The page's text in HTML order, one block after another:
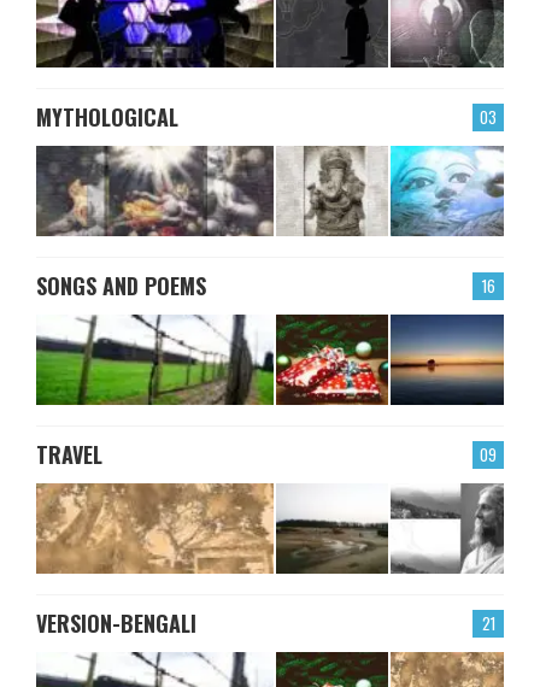
03
MYTHOLOGICAL
16
SONGS AND POEMS
09
TRAVEL
21
VERSION-BENGALI